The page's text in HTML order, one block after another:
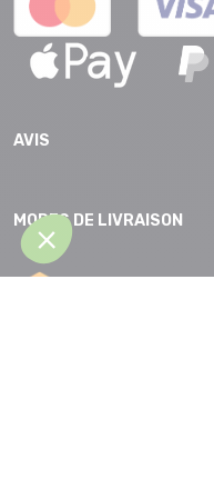
AVIS
MODES DE LIVRAISON